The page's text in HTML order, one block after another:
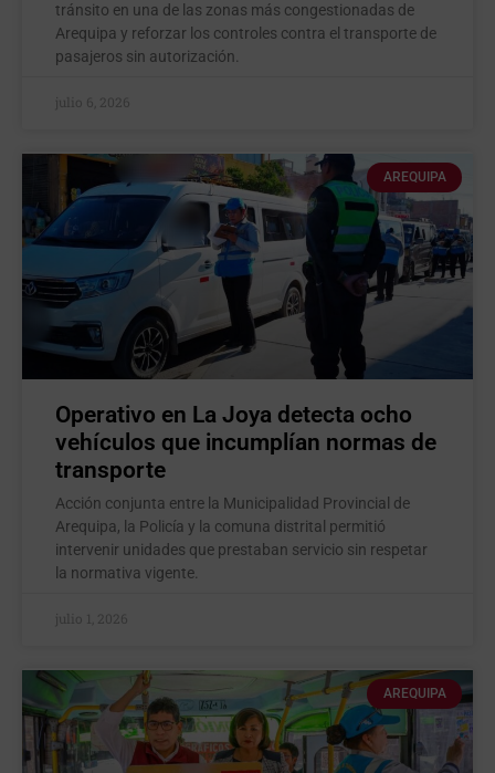
tránsito en una de las zonas más congestionadas de
Arequipa y reforzar los controles contra el transporte de
pasajeros sin autorización.
julio 6, 2026
AREQUIPA
Operativo en La Joya detecta ocho
vehículos que incumplían normas de
transporte
Acción conjunta entre la Municipalidad Provincial de
Arequipa, la Policía y la comuna distrital permitió
intervenir unidades que prestaban servicio sin respetar
la normativa vigente.
julio 1, 2026
AREQUIPA